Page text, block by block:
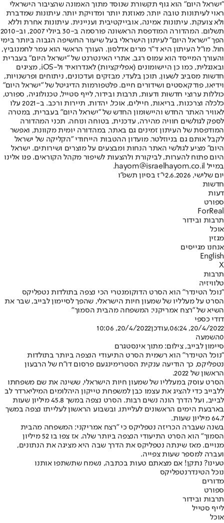
"ישראל היום" הוא גוף תקשורת שנוסד מתוך האמונה שהציבור הישראלי
ראוי לעיתונות טובה יותר, מאוזנת יותר ומדויקת יותר. עיתונות שמדברת
ולא צועקת. עיתונות אמינה, אובייקטיבית ועניינית. עיתונות אחרת וללא
תשלום. המהדורה המודפסת הראשונה פורסמה ב-30 ביולי 2007, וב-2010
הפך "ישראל היום" לעיתון הישראלי בעל שיעור החשיפה הגבוה ביותר בימי
חול. מו"ל העיתון היא ד"ר מרים אדלסון. העורך הראשי הוא עמר לחמנוביץ,
והעורך המייסד הוא עמוס רגב. אתרי האינטרנט של "ישראל היום" בעברית
ובאנגלית, כמו כן היישומונים (אפליקציות) לאנדרואיד ול-iOS, מציגים
חדשות מסביב לשעון, תוכן בלעדי, מבזקים ועדכונים, ניתוחים ופרשנויות,
וידיאו, פודקאסטים ושידורים חיים. פלטפורמות הדיגיטל של "ישראל היום"
כוללות ערוצי חדשות ודעות, תרבות ובידור, לייף סטייל, טכנולוגיה, ספורט,
כלכלה וצרכנות, בריאות, חיילים, אוכל, יהדות, תיירות ורכב. ב-2021 עלו
לאוויר האתר החדש והיישומון החדש של "ישראל היום" בעברית, במטרה
לספק לגולשים חוויה מהירה, עדכנית, בטוחה ונוחה. תכני המהדורה
המודפסת של העיתון זמינים גם באתר, במהדורה יומית מקוונת, ואפשר
לקבל אותם גם בניוזלטר. מועדון ההטבות הייחודי "הקליקה של ישראל
היום" מציע לגולשי האתר הנחות ומבצעים על מוצרים ושירותים. ישראל
היום פתוח להערות, לביקורת ולהצעות לשיפור מקהל הקוראים. פנו אלינו
במייל hayom@israelhayom.co.il.
יום שלישי, 2.6.2026
י"ז בסיון תשפ"ו
חדשות
דעות
ספורט
ForReal
תרבות ובידור
אוכל
מגזין
אנחנו מגייסים
English
X
תרבות
טלוויזיה
"נוכל הטינדר" הוא הסרט הדוקומנטרי הכי נצפה בתולדות נטפליקס
הסרט על מעלליו של שמעון חיות הישראלי, שהפך לסיימון לבייב, שבר את
השיא של "רצח אמריקני: המשפחה מהבית הסמוך"
דודי כספי
20/4/2022, 06:24
,עודכן20/4/2022, 10:06
0השמעה
סיימון לבייב, צילום: מתוך אינסטגרם
"נוכל הטינדר" הוא רשמית הסרט התיעודי הנצפה ביותר בתולדות
נטפליקס, כך הודיעה ענקית הסטרימינגעם פרסום דו"ח של הרבעון
הראשון של 2022.
הסרט עוסק במעלליו של שמעון חיות הישראלי, ששינה את שם משפחתו
ללבייב כדי להציג את עצמו כבן למשפחת טייקון היהלומים המיליארדר לב
לבייב, ועל הדרך הונה נשים רבות. הסרט נצפה במשך 45.8 מיליון שעות
בארבעת הימים הראשונים לעלייתו, ובשבוע הראשון לעלייתו נצפה במשך
64.7 מיליון שעות.
בשנה שעברה הכריזה נטפליקס כי "רצח אמריקני: המשפחה מהבית
הסמוך" הוא הסרט התיעודי הנצפה ביותר שלה. אז צפו בו 52 מיליון
מנויים. מאז שינתה נטפליקס את הדרך שבה היא מציגה את הנתונים,
ועברה למספר שעות צפייה.
טעינו? נתקן! אם מצאתם טעות בכתבה, נשמח שתשתפו אותנו
נוכל הטינדרנטפליקס
מדורים
ספורט
תרבות ובידור
לייף סטייל
אוכל